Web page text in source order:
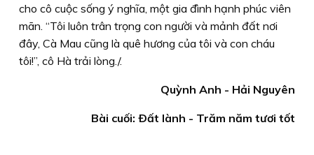
cho cô cuộc sống ý nghĩa, một gia đình hạnh phúc viên
mãn. “Tôi luôn trân trọng con người và mảnh đất nơi
đây, Cà Mau cũng là quê hương của tôi và con cháu
tôi!”, cô Hà trải lòng./.
Quỳnh Anh - Hải Nguyên
Bài cuối: Ðất lành - Trăm năm tươi tốt